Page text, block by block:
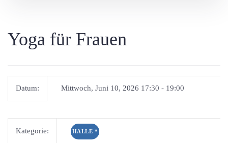
Yoga für Frauen
Datum: Mittwoch, Juni 10, 2026 17:30 - 19:00
Kategorie: HALLE *